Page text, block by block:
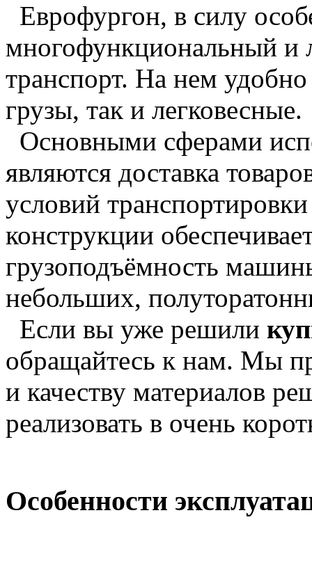
Еврофургон, в силу
многофункциональный и
транспорт. На нем
грузы, так и легковесные.
Основными сферами
являются доставка
условий
конструкции
грузоподъёмность
небольших,
Если вы уже решили
обращайтесь к нам. Мы
и качеству материалов
реализовать в очень
Особенности